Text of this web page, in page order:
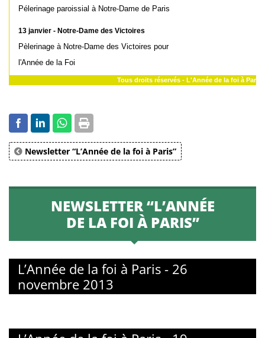
Pélerinage paroissial à Notre-Dame de Paris
13 janvier - Notre-Dame des Victoires
Pèlerinage à Notre-Dame des Victoires pour
l'Année de la Foi
Tous droits réservés - L'Année de la foi à Paris
Newsletter “L’Année de la foi à Paris”
NEWSLETTER “L’ANNÉE
DE LA FOI À PARIS”
L’Année de la foi à Paris - 26
novembre 2013